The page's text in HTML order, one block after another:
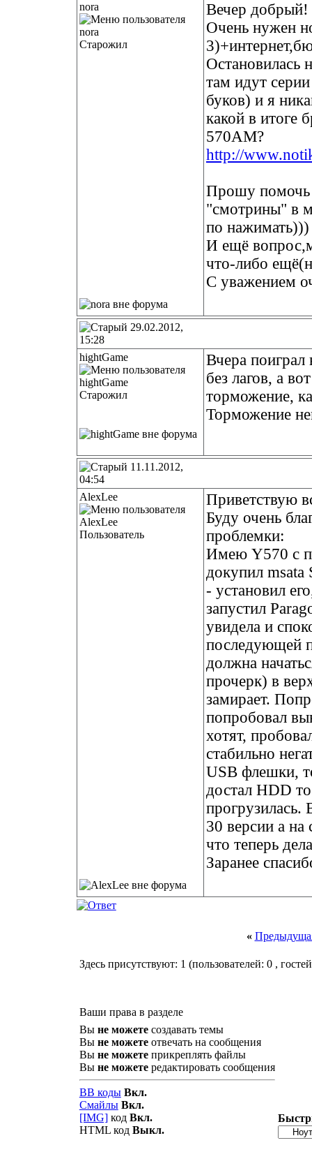
nora
Старожил
Вечер добрый!
Очень нужен
Остановилась
там идут
буков) и я
какой в итоге
570AM?
http://
Прошу помочь
"смотрины" в
по нажимать)))
И ещё
что-либо
С уважением
29.02.2012,
15:28
hightGame
Старожил
Вчера
без лагов, а
торможение,
Торможение
11.11.2012,
04:54
AlexLee
Пользователь
Приветствую
Буду очень
проблемки:
Имею Y570 с
докупил
- установил
запустил
увидела и
последующей
должна
прочерк) в
замирает.
попробовал
хотят,
стабильно
USB флешки,
достал HDD
30 версии а
что теперь
Заранее
«
Здесь присутствуют: 1 (пользователей: 0 ,
Ваши права в разделе
Вы не можетесоздавать темы
Вы не можетеотвечать на сообщения
Вы не можетеприкреплять файлы
Вы не можетередактировать сообщения
BB коды Вкл.
Смайлы Вкл.
[IMG]код Вкл.
HTML код Выкл.